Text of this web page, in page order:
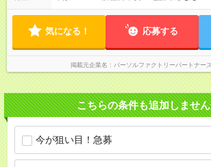
気になる！ 応募する
掲載元企業名 パーソルファクトリーパートナー
こちらの条件も追加しませ
今が狙い目！急募